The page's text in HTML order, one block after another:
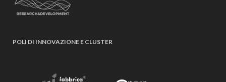
POLI DI INNOVAZIONE E CLUSTER